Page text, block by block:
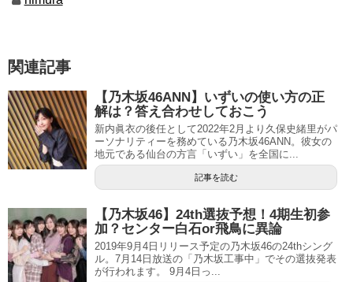
関連記事
【乃木坂46ANN】いずいの使い方の正
解は？答え合わせしておこう
新内眞衣の後任として2022年2月より久保史緒里がパ
ーソナリティーを務めている乃木坂46ANN。彼女の
地元である仙台の方言「いずい」を全国に...
記事を読む
【乃木坂46】24th選抜予想！4期生初参
加？センター白石or飛鳥に異論
2019年9月4日リリース予定の乃木坂46の24thシング
ル。7月14日放送の「乃木坂工事中」でその選抜発表
が行われます。 9月4日っ...